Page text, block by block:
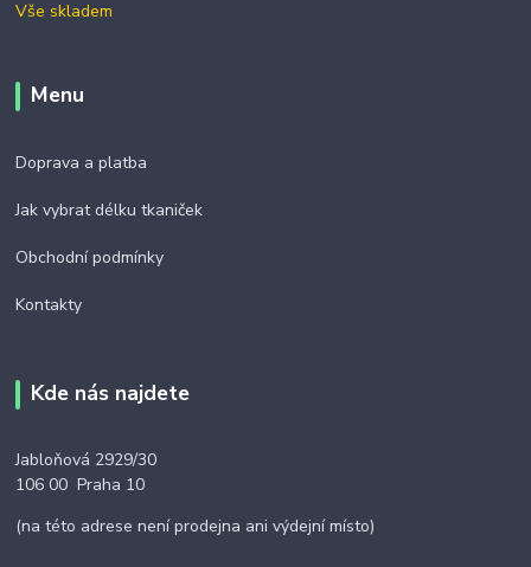
Vše skladem
Menu
Doprava a platba
Jak vybrat délku tkaniček
Obchodní podmínky
Kontakty
Kde nás najdete
Jabloňová 2929/30
106 00 Praha 10
(na této adrese není prodejna ani výdejní místo)